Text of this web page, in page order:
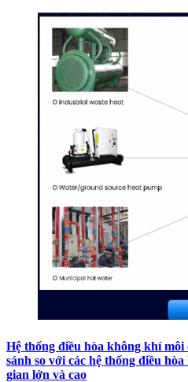
Hệ thống điều hòa không khí
sánh so với các hệ thống điều
gian lớn và cao